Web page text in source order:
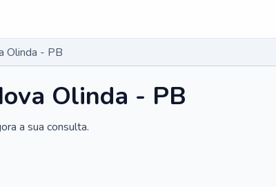
Olinda - PB
Olinda - PB
a sua consulta.